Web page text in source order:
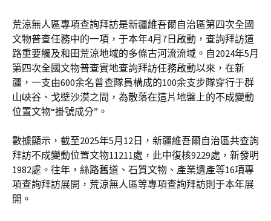
荒涼無人區專項查詢拜訪是新疆維吾爾自治區第四次全國
文物普查任務中的一項，于本年4月7日啟動，查詢拜訪道
路重要觸及和田荒涼地域的多條古河流流域。自2024年5月
第四次全國文物普查實地查詢拜訪任務啟動以來，在新
疆，一支由600余名普查隊員構成的100余支步隊穿行于群
山峽谷、戈壁沙漠之間，為散落在這片地盤上的不成變動
位置文物“掛號成分”。
數據顯示，截至2025年5月12日，新疆維吾爾自治區共查詢
拜訪不成變動位置文物11211處，此中復核9229處，新發明
1982處。往年，絲路舊道、石質文物、產業遺產等16項專
項查詢拜訪展開，荒涼無人區等專項查詢拜訪則于本年展
開。